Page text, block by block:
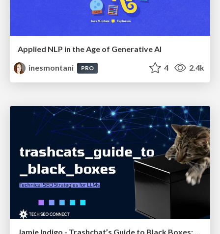
Applied NLP in the Age of Generative AI
inesmontani
PRO 4 2.4k